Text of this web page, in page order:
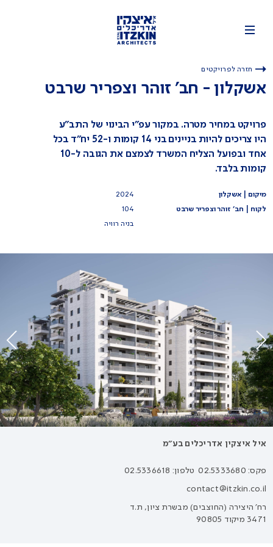
חזרה לפרויקטים
אשקלון - חב' זוהר וצפריר שרבט
פרויקט במחיר מטרה. במקור עפ"י הבינוי של התב"ע
היו צריכים להיות בניינים בני 14 קומות ו-52 יח"ד בכל
אחד ובפועל הצליח המשרד לצמצם את הגובה ל-10
קומות בלבד.
מיקום | אשקלון
לקוח | חב' זוהר וצפריר שרבט
2024
104
בניה רוויה
איל איצקין אדריכלים בע״מ
רח׳ היצירה (החוצבים) מבשרת ציון, ת.ד
3471 מיקוד 90805
פקס: 02.5333680 טלפון: 02.5336618
contact@itzkin.co.il